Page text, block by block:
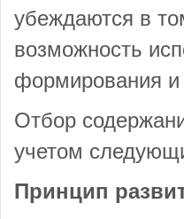
убеждаются в
возможность
формирования и
Отбор
учетом
Принцип